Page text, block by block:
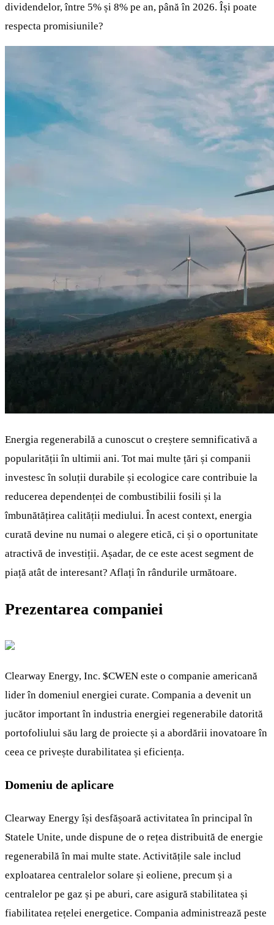
dividendelor, între 5% și 8% pe an, până în 2026. Își poate
respecta promisiunile?
Energia regenerabilă a cunoscut o creștere semnificativă a
popularității în ultimii ani. Tot mai multe țări și companii
investesc în soluții durabile și ecologice care contribuie la
reducerea dependenței de combustibilii fosili și la
îmbunătățirea calității mediului. În acest context, energia
curată devine nu numai o alegere etică, ci și o oportunitate
atractivă de investiții. Așadar, de ce este acest segment de
piață atât de interesant? Aflați în rândurile următoare.
Prezentarea companiei
Clearway Energy, Inc. $CWEN este o companie americană
lider în domeniul energiei curate. Compania a devenit un
jucător important în industria energiei regenerabile datorită
portofoliului său larg de proiecte și a abordării inovatoare în
ceea ce privește durabilitatea și eficiența.
Domeniu de aplicare
Clearway Energy își desfășoară activitatea în principal în
Statele Unite, unde dispune de o rețea distribuită de energie
regenerabilă în mai multe state. Activitățile sale includ
exploatarea centralelor solare și eoliene, precum și a
centralelor pe gaz și pe aburi, care asigură stabilitatea și
fiabilitatea rețelei energetice. Compania administrează peste